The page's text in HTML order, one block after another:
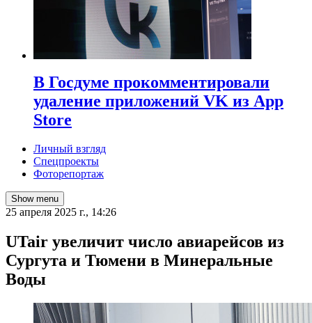
В Госдуме прокомментировали
удаление приложений VK из App
Store
Личный взгляд
Спецпроекты
Фоторепортаж
Show menu
25 апреля 2025 г., 14:26
UTair увеличит число авиарейсов из
Сургута и Тюмени в Минеральные
Воды